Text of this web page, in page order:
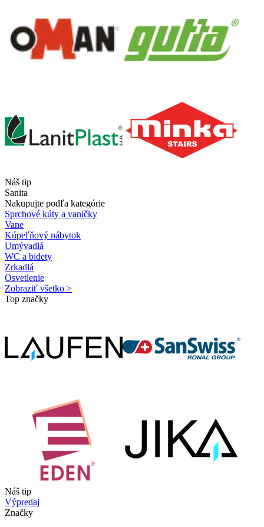
Náš tip
Sanita
Nakupujte podľa kategórie
Sprchové kúty a vaničky
Vane
Kúpeľňový nábytok
Umývadlá
WC a bidety
Zrkadlá
Osvetlenie
Zobraziť všetko >
Top značky
Náš tip
Výpredaj
Značky